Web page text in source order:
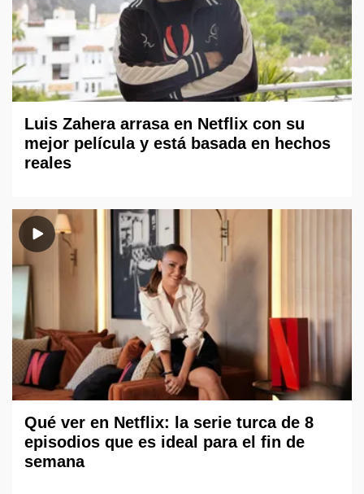
Luis Zahera arrasa en Netflix con su
mejor película y está basada en hechos
reales
Qué ver en Netflix: la serie turca de 8
episodios que es ideal para el fin de
semana